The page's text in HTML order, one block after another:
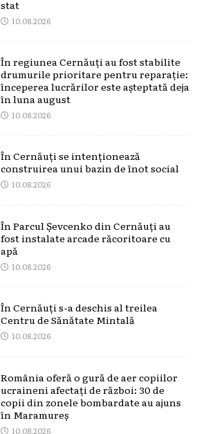
stat
10.08.2026
În regiunea Cernăuți au fost stabilite
drumurile prioritare pentru reparație:
începerea lucrărilor este așteptată deja
în luna august
10.08.2026
În Cernăuți se intenționează
construirea unui bazin de înot social
10.08.2026
În Parcul Șevcenko din Cernăuți au
fost instalate arcade răcoritoare cu
apă
10.08.2026
În Cernăuți s-a deschis al treilea
Centru de Sănătate Mintală
10.08.2026
România oferă o gură de aer copiilor
ucraineni afectați de război: 30 de
copii din zonele bombardate au ajuns
în Maramureș
10.08.2026